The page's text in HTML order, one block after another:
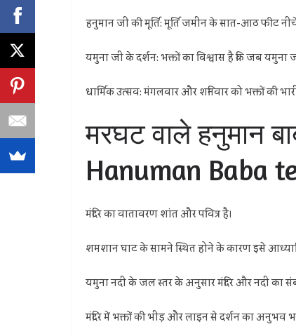
हनुमान जी की मूर्ति: मूर्ति जमीन के सात-आठ फीट
यमुना जी के दर्शन: भक्तों का विश्वास है कि जब
धार्मिक उत्सव: मंगलवार और शनिवार को भक्तों की
मरघट वाले हनुमान
Hanuman Baba
मंदिर का वातावरण शांत और पवित्र है।
शमशान घाट के सामने स्थित होने के कारण इसे
यमुना नदी के जल स्तर के अनुसार मंदिर और नदी का
मंदिर में भक्तों की भीड़ और लाइन से दर्शन का अनुभव